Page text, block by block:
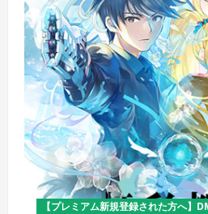
【プレミアム新規登録された方へ】